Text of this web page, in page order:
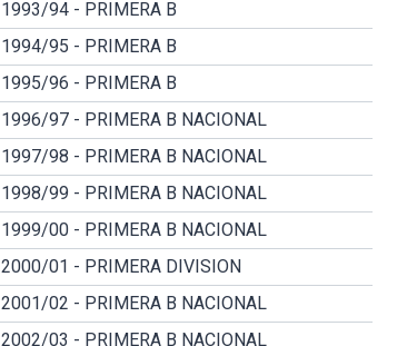
1993/94 - PRIMERA B
1994/95 - PRIMERA B
1995/96 - PRIMERA B
1996/97 - PRIMERA B NACIONAL
1997/98 - PRIMERA B NACIONAL
1998/99 - PRIMERA B NACIONAL
1999/00 - PRIMERA B NACIONAL
2000/01 - PRIMERA DIVISION
2001/02 - PRIMERA B NACIONAL
2002/03 - PRIMERA B NACIONAL